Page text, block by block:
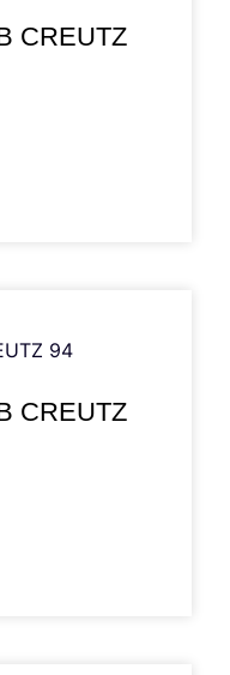
CREUTZ
CREUTZ